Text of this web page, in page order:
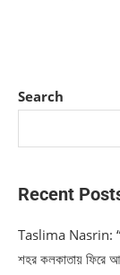
Search
Recent
Taslima Nasrin: “এই
শহর কলকাতায় ফিরে